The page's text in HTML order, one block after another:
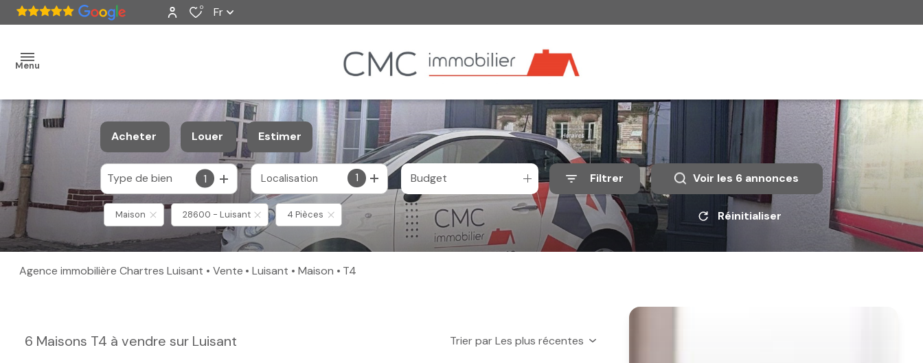
0 Fr
Menu
accueil
ventes
nos
biens
vendus
estimation
Acheter
De l'ancien
De l'immo pro
Louer
à l'année
Estimer
Type de bien 1 1
Localisation Budget Filtrer Voir les 6 annonces
Maison 28600 - Luisant 4 Pièces Réinitialiser
Agence immobilière Chartres Luisant Vente Luisant Maison T4
6 Maisons T4 à vendre sur Luisant Trier par Les plus récentes